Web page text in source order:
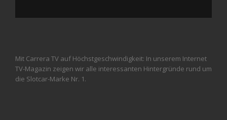
Mit Carrera TV auf Höchstgeschwindigkeit: In unserem Internet
TV-Magazin zeigen wir alle interessanten Hintergründe rund um
die Slotcar-Marke Nr. 1.